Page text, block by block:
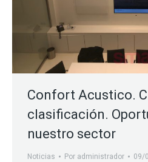
Confort Acustico.
clasificación.
nuestro sector
Noticias Por administrador 09/